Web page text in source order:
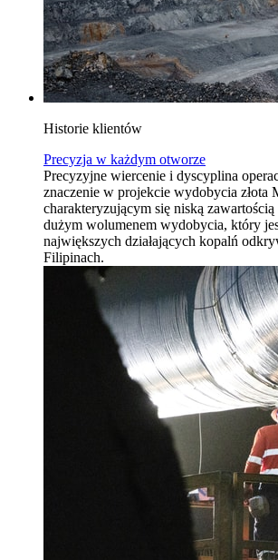
Historie klientów
Precyzja w każdym otworze
Precyzyjne wiercenie i dyscyplina
znaczenie w projekcie wydobycia złota
charakteryzującym się niską zawartością
dużym wolumenem wydobycia, który
największych działających kopalń
Filipinach.